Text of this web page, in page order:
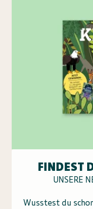
FINDEST
UNSERE
Wusstest du